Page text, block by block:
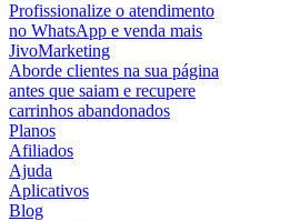
Profissionalize o atendimento
no WhatsApp e venda mais
JivoMarketing
Aborde clientes na sua página
antes que saiam e recupere
carrinhos abandonados
Planos
Afiliados
Ajuda
Aplicativos
Blog